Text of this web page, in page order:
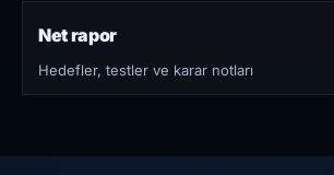
Net rapor
Hedefler, testler ve karar notları